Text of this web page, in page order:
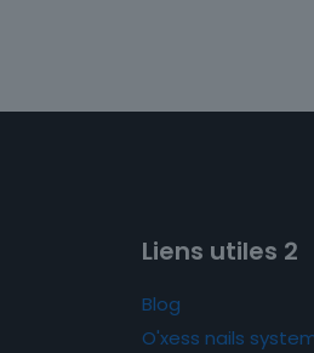
Liens utiles 2
Blog
O'xess nails